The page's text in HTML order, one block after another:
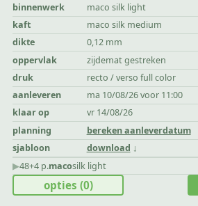
binnenwerk maco silk light
kaft
maco silk medium
dikte
0,12 mm
oppervlak
zijdemat gestreken
druk
recto / verso full color
aanleveren
ma 10/08/26 voor 11:00
klaar op
vr 14/08/26
planning
bereken aanleverdatum
sjabloon
download
▶︎48+4 p.macosilk light
opties (0)